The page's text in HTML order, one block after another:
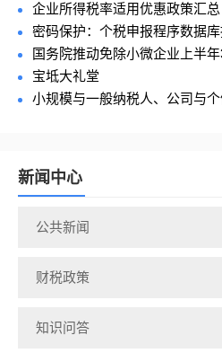
企业所得税率适用优惠政策汇总
密码保护：个税申报程序数据
国务院推动免除小微企业上半
宝坻大礼堂
小规模与一般纳税人、公司与
新闻中心
公共新闻
财税政策
知识问答